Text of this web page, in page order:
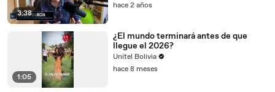
3:38
hace 2 años
1:05
¿El mundo terminará antes de que
llegue el 2026?
Unitel Bolivia
hace 8 meses